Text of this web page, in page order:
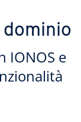
dominio
IONOS e